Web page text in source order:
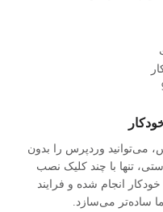
می‌توانید وردپرس را بدون
تنها با چند کلیک نصب
انجام شده و فرایند
ساده‌تر می‌سازد.